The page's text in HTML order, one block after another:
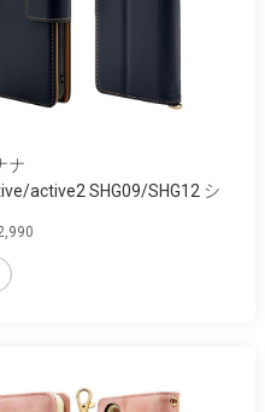
ナ
active2 SHG09/SHG12 シ